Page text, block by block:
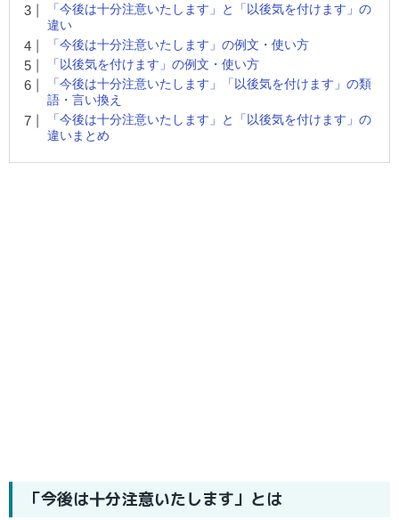
「今後は十分注意いたします」と「以後気を付けます」の
違い
「今後は十分注意いたします」の例文・使い方
「以後気を付けます」の例文・使い方
「今後は十分注意いたします」「以後気を付けます」の類
語・言い換え
「今後は十分注意いたします」と「以後気を付けます」の
違いまとめ
「今後は十分注意いたします」とは